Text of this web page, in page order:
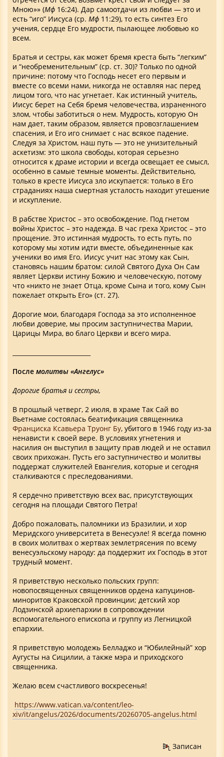
Мною»» (Мф 16:24). Дар самоотдачи из любви — это и
есть “иго” Иисуса (ср. Мф 11:29), то есть синтез Его
учения, сердце Его мудрости, пылающее любовью ко
всем.
Братья и сестры, как может бремя креста быть “легким”
и “необременительным” (ср. ст. 30)? Только по одной
причине: потому что Господь несет его первым и
вместе со всеми нами, никогда не оставляя нас перед
лицом того, что нас угнетает. Как истинный учитель,
Иисус берет на Себя бремя человечества, израненного
злом, чтобы заботиться о нем. Мудрость, которую Он
нам дает, таким образом, является провозглашением
спасения, и Его иго снимает с нас всякое падение.
Следуя за Христом, наш путь — это не унизительный
аскетизм: это школа свободы, которая серьезно
относится к драме истории и всегда освещает ее смысл,
особенно в самые темные моменты. Действительно,
только в кресте Иисуса зло искупается: только в Его
страданиях наша смертная усталость находит утешение
и искупление.
В рабстве Христос – это освобождение. Под гнетом
войны Христос – это надежда. В час греха Христос – это
прощение. Это истинная мудрость, то есть путь, по
которому мы хотим идти вместе, объединенные как
ученики во имя Его. Иисус учит нас этому как Сын,
становясь нашим братом: силой Святого Духа Он Сам
являет Церкви истину Божию и человеческую, потому
что «никто не знает Отца, кроме Сына и того, кому Сын
пожелает открыть Его» (ст. 27).
Дорогие мои, благодаря Господа за это исполненное
любви доверие, мы просим заступничества Марии,
Царицы Мира, во благо Церкви и всего мира.
После молитвы «Ангелус»
Дорогие братья и сестры,
В прошлый четверг, 2 июля, в храме Так Сай во
Вьетнаме состоялась беатификация священника
Франциска Ксавьера Труонг Бу, убитого в 1946 году из-за
ненависти к своей вере. В условиях угнетения и
насилия он выступил в защиту прав людей и не оставил
своих прихожан. Пусть его заступничество и молитвы
поддержат служителей Евангелия, которые и сегодня
сталкиваются с преследованиями.
Я сердечно приветствую всех вас, присутствующих
сегодня на площади Святого Петра!
Добро пожаловать, паломники из Бразилии, и хор
Меридского университета в Венесуэле! Я всегда помню
в своих молитвах о жертвах землетрясения по всему
венесуэльскому народу: да поддержит их Господь в этот
трудный момент.
Я приветствую несколько польских групп:
новопосвященных священников ордена капуцинов-
миноритов Краковской провинции; детский хор
Лодзинской архиепархии в сопровождении
вспомогательного епископа и группу из Легницкой
епархии.
Я приветствую молодежь Белладжо и “Юбилейный” хор
Аугусты на Сицилии, а также мэра и приходского
священника.
Желаю всем счастливого воскресенья!
https://www.vatican.va/content/leo-
xiv/it/angelus/2026/documents/20260705-angelus.html
Записан